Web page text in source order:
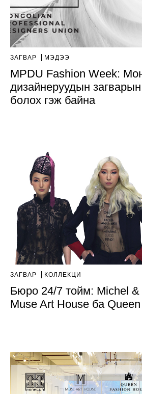
ЗАГВАР МЭДЭЭ
MPDU Fashion Week:
дизайнеруудын
болох гэж байна
ЗАГВАР КОЛЛЕКЦИ
Бюро 24/7 тойм: Michel &
Muse Art House ба